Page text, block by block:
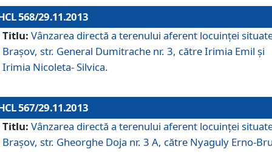
568/29.11.2013
Titlu: Vânzarea directă a terenului aferent locuinţei
Braşov, str. General Dumitrache nr. 3, către Irimia Emil şi
Irimia Nicoleta- Silvica.
567/29.11.2013
Titlu: Vânzarea directă a terenului aferent locuinţei
Braşov, str. Gheorghe Doja nr. 3 A, către Nyaguly Erno-